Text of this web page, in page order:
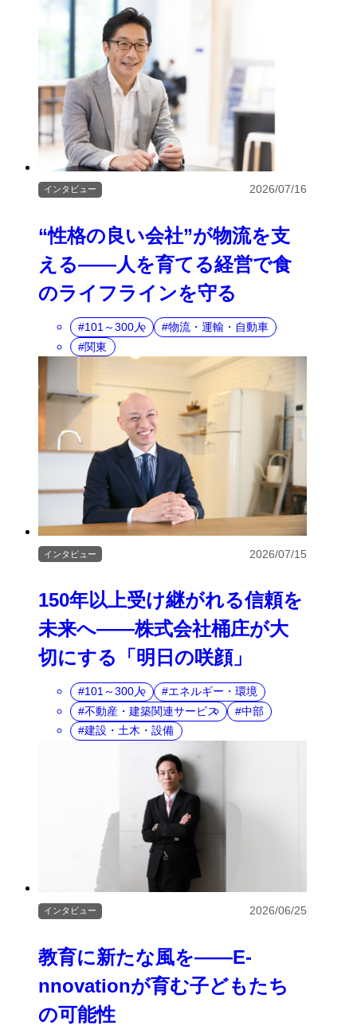
“性格の良い会社”が物流を支
える――人を育てる経営で食
のライフラインを守る
インタビュー 2026/07/16
101～300人
物流・運輸・自動車
関東
150年以上受け継がれる信頼を
未来へ――株式会社桶庄が大
切にする「明日の咲顔」
インタビュー 2026/07/15
101～300人
エネルギー・環境
不動産・建築関連サービス
中部
建設・土木・設備
教育に新たな風を――E‐
nnovationが育む子どもたち
の可能性
インタビュー 2026/06/25